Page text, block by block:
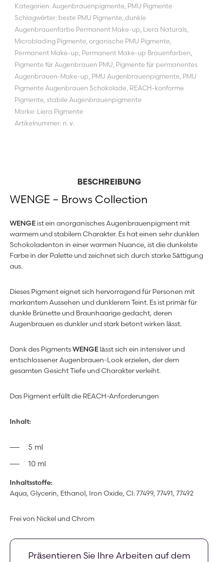
Artikelnummer: n. v.
Kategorien: Augenbrauenpigmente PMU Pigmente
Schlagwörter: beste PMU Pigmente dunkle
Augenbrauenfarbe Permanent Make-up Liera Naturals
Microblading Pigmente organische PMU Pigmente
Permanent Make-up Permanent Make-up Brauenfarben
Pigmente für Augenbrauen PMU Pigmente für permanentes
Augenbrauen-Make-up PMU Augenbrauenpigmente PMU
Pigmente Augenbrauen Schokolade REACH-konforme
Pigmente stabile Augenbrauenpigmente
Marke: Liera Pigmente
BESCHREIBUNG
WENGE – Brows Collection
WENGE ist ein anorganisches Augenbrauenpigment mit
warmem und stabilem Charakter. Es hat einen sehr dunklen
Schokoladenton in einer warmen Nuance, ist die dunkelste
Farbe in der Palette und zeichnet sich durch starke Sättigung
aus.
Dieses Pigment eignet sich hervorragend für Personen mit
markantem Aussehen und dunklerem Teint. Es ist primär für
dunkle Brünette und Braunhaarige gedacht, deren
Augenbrauen es dunkler und stark betont wirken lässt.
Dank des PigmentsWENGE lässt sich ein intensiver und
entschlossener Augenbrauen-Look erzielen, der dem
gesamten Gesicht Tiefe und Charakter verleiht.
Das Pigment erfüllt die REACH-Anforderungen
Inhalt:
5 ml
10 ml
Inhaltsstoffe:
Aqua, Glycerin, Ethanol, Iron Oxide, CI: 77499, 77491, 77492
Frei von Nickel und Chrom
Präsentieren Sie Ihre Arbeiten auf dem